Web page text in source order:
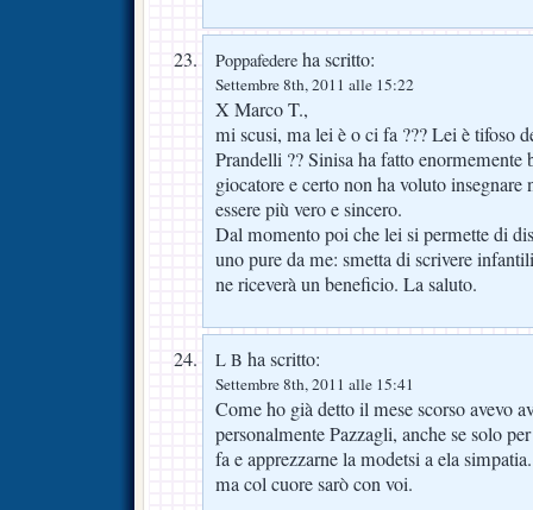
Poppafedere ha scritto:
Settembre 8th, 2011 alle 15:22
X Marco T.,
mi scusi, ma lei è o ci fa ??? Lei è tifoso
Prandelli ?? Sinisa ha fatto enormemente
giocatore e certo non ha voluto insegnare
essere più vero e sincero.
Dal momento poi che lei si permette di
uno pure da me: smetta di scrivere
ne riceverà un beneficio. La saluto.
L B ha scritto:
Settembre 8th, 2011 alle 15:41
Come ho già detto il mese scorso avevo
personalmente Pazzagli, anche se solo
fa e apprezzarne la modetsi a ela
ma col cuore sarò con voi.